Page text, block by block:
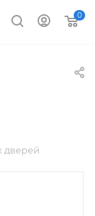
0
дверей